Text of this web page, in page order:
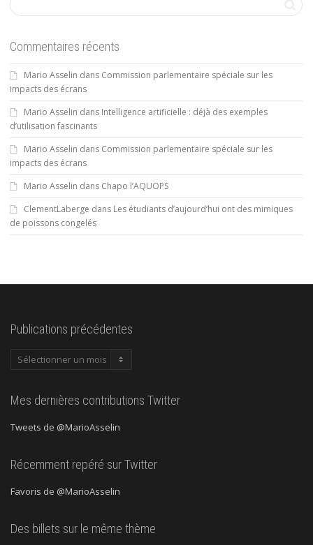
Commentaires récents
Mario Asselin dans Commission parlementaire spéciale sur les
impacts des écrans
Mario Asselin dans Intelligence artificielle : déjà des exemples
d’utilisation fascinants
Mario Asselin dans Commission parlementaire spéciale sur les
impacts des écrans
Mario Asselin dans Chapo l’AQUOPS
ClementLaberge dans Les étudiants d’aujourd’hui ont des mimiques
de poissons congelés
Publications précédentes
Publications
Mes dernières contributions Twitter
Tweets de @MarioAsselin
Récemment repéré sur Twitter
Favoris de @MarioAsselin
Des billets sur le même thème